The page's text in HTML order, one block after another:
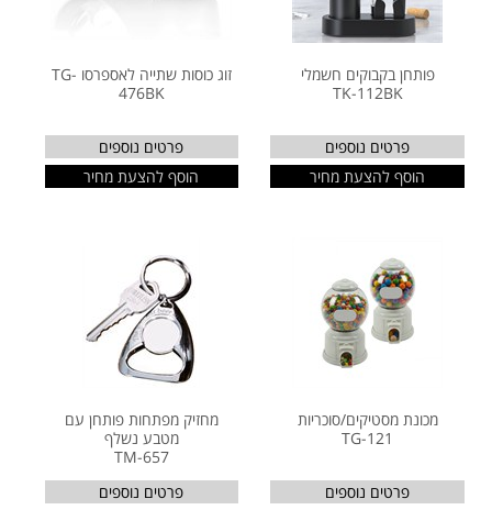
פותחן בקבוקים חשמלי
TK-112BK
פרטים נוספים
הוסף להצעת מחיר
זוג כוסות שתייה לאספרסו TG-
476BK
פרטים נוספים
הוסף להצעת מחיר
מכונת מסטיקים/סוכריות
TG-121
פרטים נוספים
מחזיק מפתחות פותחן עם
מטבע נשלף
TM-657
פרטים נוספים